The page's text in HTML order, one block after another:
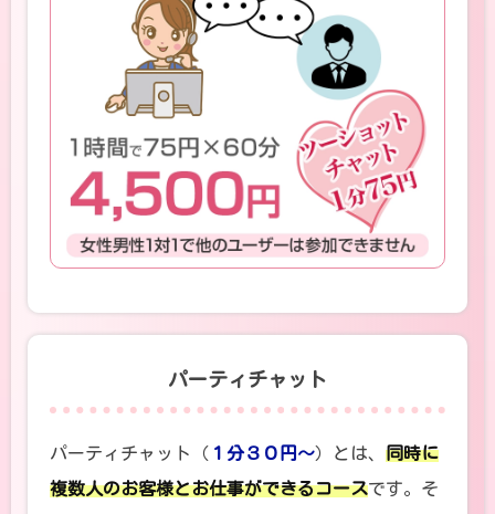
パーティチャット
パーティチャット（ １分３０円～）とは、 同時に
複数人のお客様とお仕事ができるコースです。そ